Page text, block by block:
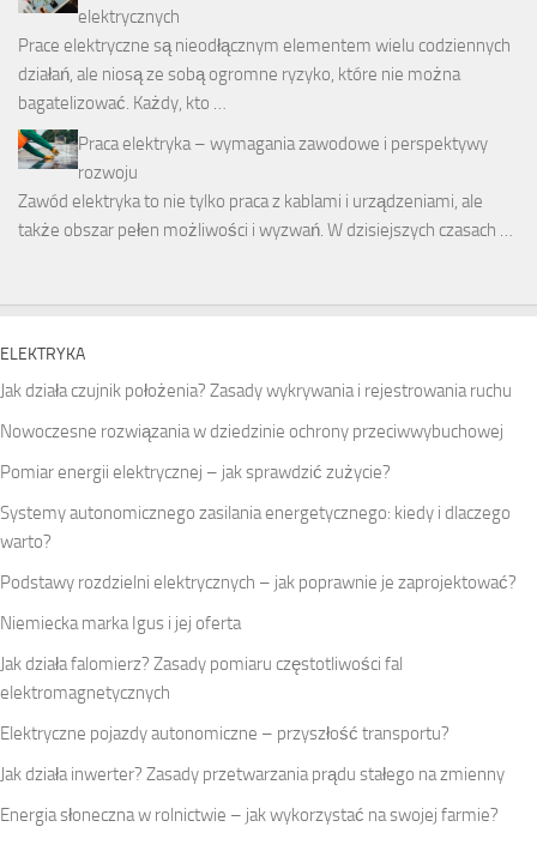
elektrycznych
Prace elektryczne są nieodłącznym elementem wielu codziennych
działań, ale niosą ze sobą ogromne ryzyko, które nie można
bagatelizować. Każdy, kto …
Praca elektryka – wymagania zawodowe i perspektywy
rozwoju
Zawód elektryka to nie tylko praca z kablami i urządzeniami, ale
także obszar pełen możliwości i wyzwań. W dzisiejszych czasach …
ELEKTRYKA
Jak działa czujnik położenia? Zasady wykrywania i rejestrowania ruchu
Nowoczesne rozwiązania w dziedzinie ochrony przeciwwybuchowej
Pomiar energii elektrycznej – jak sprawdzić zużycie?
Systemy autonomicznego zasilania energetycznego: kiedy i dlaczego
warto?
Podstawy rozdzielni elektrycznych – jak poprawnie je zaprojektować?
Niemiecka marka Igus i jej oferta
Jak działa falomierz? Zasady pomiaru częstotliwości fal
elektromagnetycznych
Elektryczne pojazdy autonomiczne – przyszłość transportu?
Jak działa inwerter? Zasady przetwarzania prądu stałego na zmienny
Energia słoneczna w rolnictwie – jak wykorzystać na swojej farmie?